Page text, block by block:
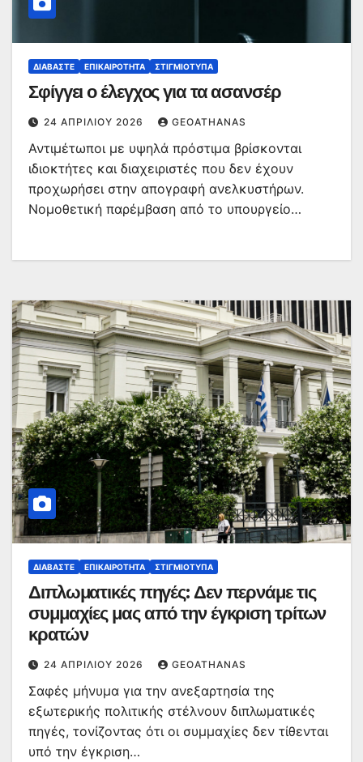
ΔΙΑΒΆΣΤΕ ΕΠΙΚΑΙΡΌΤΗΤΑ ΣΤΙΓΜΙΌΤΥΠΑ
Σφίγγει ο έλεγχος για τα ασανσέρ
24 ΑΠΡΙΛΊΟΥ 2026 GEOATHANAS
Αντιμέτωποι με υψηλά πρόστιμα βρίσκονται
ιδιοκτήτες και διαχειριστές που δεν έχουν
προχωρήσει στην απογραφή ανελκυστήρων.
Νομοθετική παρέμβαση από το υπουργείο…
ΔΙΑΒΆΣΤΕ ΕΠΙΚΑΙΡΌΤΗΤΑ ΣΤΙΓΜΙΌΤΥΠΑ
Διπλωματικές πηγές: Δεν περνάμε τις
συμμαχίες μας από την έγκριση τρίτων
κρατών
24 ΑΠΡΙΛΊΟΥ 2026 GEOATHANAS
Σαφές μήνυμα για την ανεξαρτησία της
εξωτερικής πολιτικής στέλνουν διπλωματικές
πηγές, τονίζοντας ότι οι συμμαχίες δεν τίθενται
υπό την έγκριση…